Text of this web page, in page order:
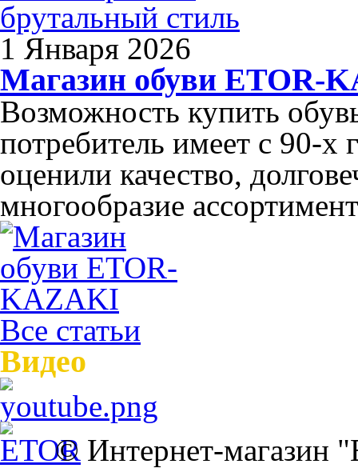
1 Января 2026
Магазин обуви ETOR-
Возможность купить
потребитель имеет с 90-х
оценили качество,
многообразие
Все статьи
Видео
© Интернет-